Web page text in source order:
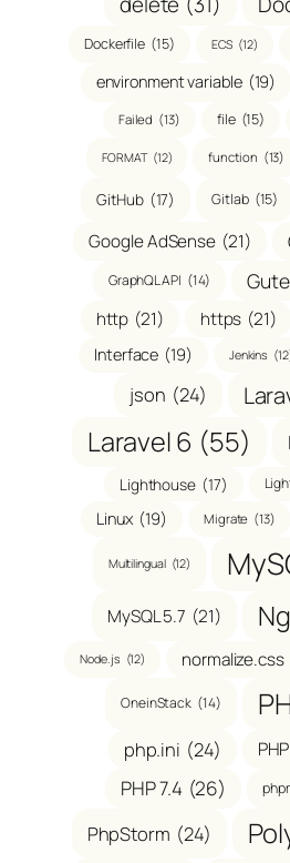
Dockerfile (15) ECS (12)
environment variable (19)
Failed (13) file (15)
FORMAT (12) function (13)
GitHub (17) Gitlab (15)
Google AdSense (21)
GraphQL API (14)
http (21) https (21)
Interface (19) Jenkins
json (24)
Laravel 6 (55)
Lighthouse (17)
Linux (19) Migrate (13)
Multilingual (12)
MySQL 5.7 (21)
Node.js (12) normalize.css
OneinStack (14)
php.ini (24)
PHP 7.4 (26)
PhpStorm (24)